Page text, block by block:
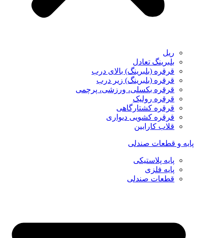
ریل
بلبرینگ تعادل
قرقره (بلبرینگ) بالای درب
قرقره (بلبرینگ) زیر درب
قرقره بکسلی، ورزشی، پرچمی
قرقره رولیک
قرقره کشتارگاهی
قرقره کشویی دیواری
قلاب کارابین
پایه و قطعات صندلی
پایه پلاستیکی
پایه فلزی
قطعات صندلی